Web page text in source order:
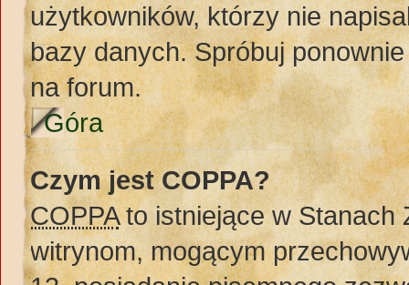
użytkowników, którzy nie
bazy danych. Spróbuj
na forum.
Góra
Czym jest COPPA?
COPPAto istniejące w Stanach
witrynom, mogącym